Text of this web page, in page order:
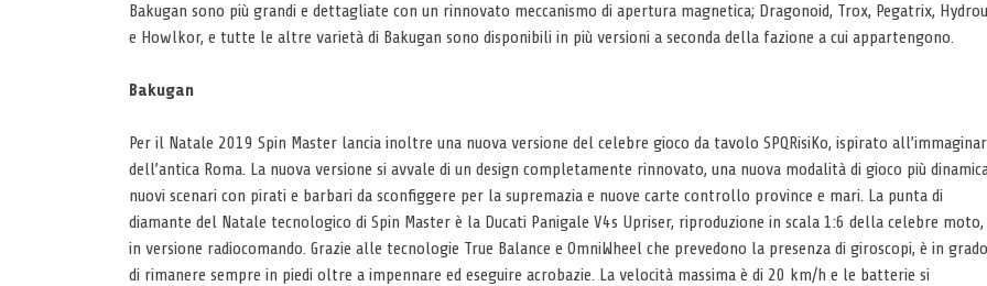
Bakugan sono più grandi e dettagliate con un rinnovato meccanismo di apertura magnetica; Dragonoid, Trox, Pegatrix,
e Howlkor, e tutte le altre varietà di Bakugan sono disponibili in più versioni a seconda della fazione a cui appartengono.
Bakugan
Per il Natale 2019 Spin Master lancia inoltre una nuova versione del celebre gioco da tavolo SPQRisiKo, ispirato
dell’antica Roma. La nuova versione si avvale di un design completamente rinnovato, una nuova modalità di gioco più
nuovi scenari con pirati e barbari da sconfiggere per la supremazia e nuove carte controllo province e mari. La punta di
diamante del Natale tecnologico di Spin Master è la Ducati Panigale V4s Upriser, riproduzione in scala 1:6 della celebre moto,
in versione radiocomando. Grazie alle tecnologie True Balance e OmniWheel che prevedono la presenza di giroscopi, è in grado
di rimanere sempre in piedi oltre a impennare ed eseguire acrobazie. La velocità massima è di 20 km/h e le batterie si